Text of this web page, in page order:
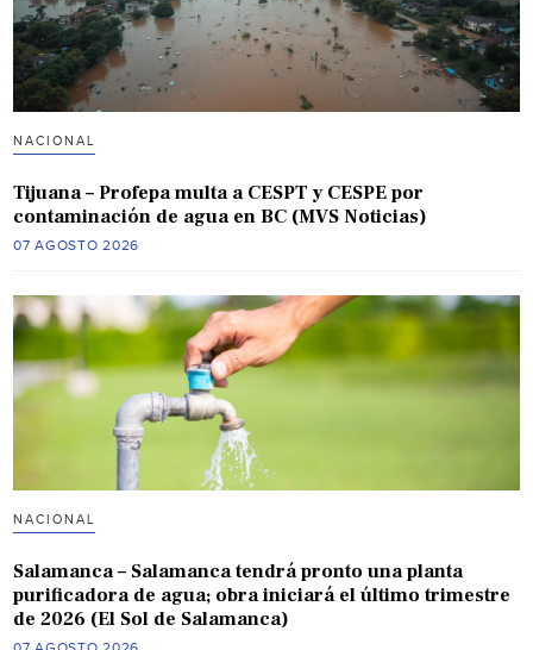
NACIONAL
Tijuana – Profepa multa a CESPT y CESPE por
contaminación de agua en BC (MVS Noticias)
07 AGOSTO 2026
NACIONAL
Salamanca – Salamanca tendrá pronto una planta
purificadora de agua; obra iniciará el último trimestre
de 2026 (El Sol de Salamanca)